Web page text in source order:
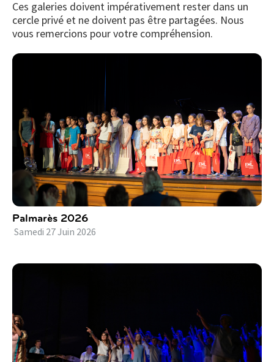
Ces galeries doivent impérativement rester dans un
cercle privé et ne doivent pas être partagées. Nous
vous remercions pour votre compréhension.
Palmarès 2026
Samedi 27Juin 2026